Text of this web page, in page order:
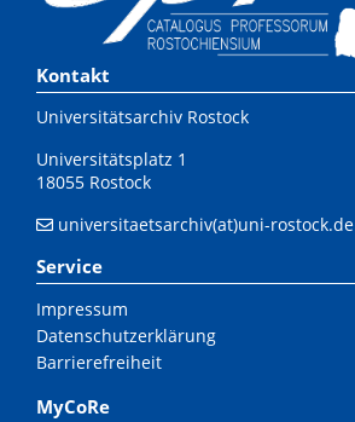
Kontakt
Universitätsarchiv Rostock
Universitätsplatz 1
18055 Rostock
universitaetsarchiv(at)uni-rostock.de
Service
Impressum
Datenschutzerklärung
Barrierefreiheit
MyCoRe